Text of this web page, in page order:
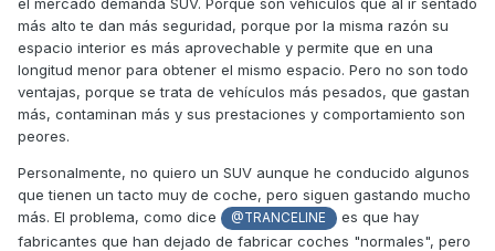
el mercado demanda SUV. Porque son vehículos que al ir sentado
más alto te dan más seguridad, porque por la misma razón su
espacio interior es más aprovechable y permite que en una
longitud menor para obtener el mismo espacio. Pero no son todo
ventajas, porque se trata de vehículos más pesados, que gastan
más, contaminan más y sus prestaciones y comportamiento son
peores.
Personalmente, no quiero un SUV aunque he conducido algunos
que tienen un tacto muy de coche, pero siguen gastando mucho
más. El problema, como dice
@TRANCELINE
es que hay
fabricantes que han dejado de fabricar coches "normales", pero